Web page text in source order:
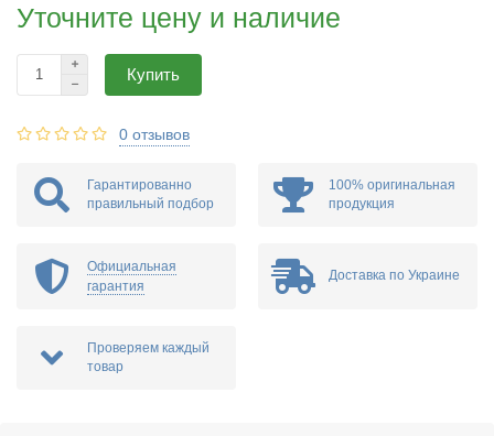
Уточните цену и наличие
Купить
0 отзывов
Гарантированно
правильный подбор
100% оригинальная
продукция
Официальная
гарантия
Доставка по Украине
Проверяем каждый
товар